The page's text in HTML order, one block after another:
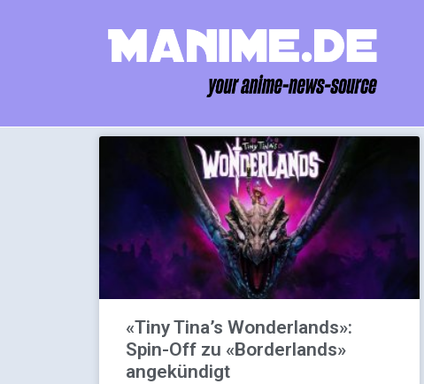
«Tiny Tina’s Wonderlands»:
Spin-Off zu «Borderlands»
angekündigt